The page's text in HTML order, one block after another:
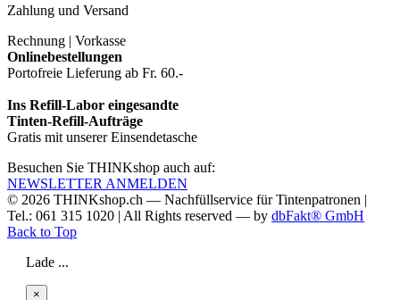
Zahlung und Versand
Rechnung | Vorkasse
Onlinebestellungen
Portofreie Lieferung ab Fr. 60.-
Ins Refill-Labor eingesandte
Tinten-Refill-Aufträge
Gratis mit unserer Einsendetasche
Besuchen Sie THINKshop auch auf:
NEWSLETTER ANMELDEN
© 2026 THINKshop.ch — Nachfüllservice fürTintenpatronen |
Tel.: 061 315 1020 | All Rights reserved — by dbFakt® GmbH
Back to Top
Lade ...
×